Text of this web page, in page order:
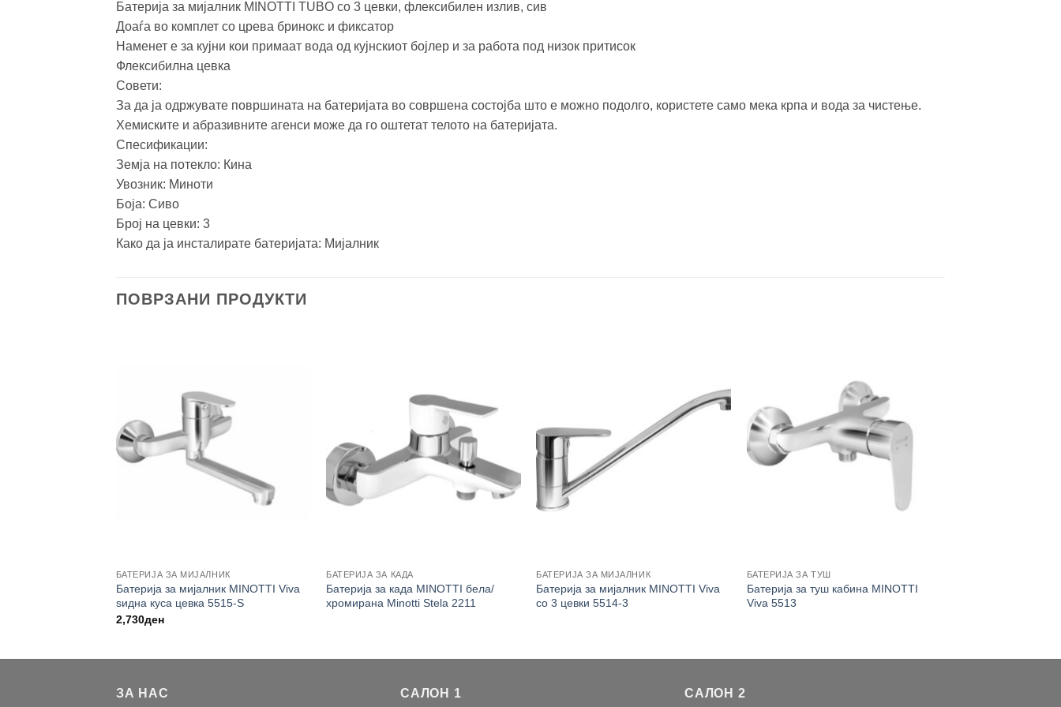
Батерија за мијалник MINOTTI TUBO со 3 цевки, флексибилен излив, сив
Доаѓа во комплет со црева бринокс и фиксатор
Наменет е за кујни кои примаат вода од кујнскиот бојлер и за работа под низок притисок
Флексибилна цевка
Совети:
За да ја одржувате површината на батеријата во совршена состојба што е можно подолго, користете само мека крпа и вода за чистење.
Хемиските и абразивните агенси може да го оштетат телото на батеријата.
Спесификации:
Земја на потекло: Кина
Увозник: Миноти
Боја: Сиво
Број на цевки: 3
Како да ја инсталирате батеријата: Mијалник
ПОВРЗАНИ ПРОДУКТИ
БАТЕРИЈА ЗА МИЈАЛНИК
Батерија за мијалник MINOTTI Viva
ѕидна куса цевка 5515-S
2,730ден
БАТЕРИЈА ЗА КАДА
Батерија за када MINOTTI бела/
хромирана Minotti Stela 2211
БАТЕРИЈА ЗА МИЈАЛНИК
Батерија за мијалник MINOTTI Viva
со 3 цевки 5514-3
БАТЕРИЈА ЗА ТУШ
Батерија за туш кабина MINOTTI
Viva 5513
ЗА НАС САЛОН 1 САЛОН 2